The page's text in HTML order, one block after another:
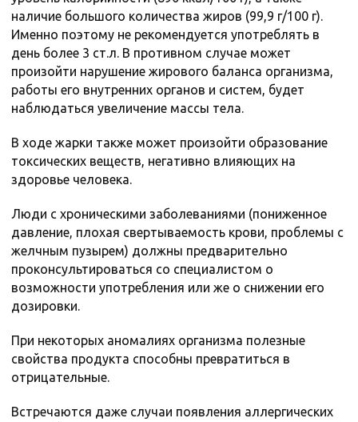
наличие большого количества жиров (99,9 г/100 г).
Именно поэтому не рекомендуется употреблять в
день более 3 ст.л. В противном случае может
произойти нарушение жирового баланса организма,
работы его внутренних органов и систем, будет
наблюдаться увеличение массы тела.
В ходе жарки также может произойти образование
токсических веществ, негативно влияющих на
здоровье человека.
Люди с хроническими заболеваниями (пониженное
давление, плохая свертываемость крови, проблемы с
желчным пузырем) должны предварительно
проконсультироваться со специалистом о
возможности употребления или же о снижении его
дозировки.
При некоторых аномалиях организма полезные
свойства продукта способны превратиться в
отрицательные.
Встречаются даже случаи появления аллергических